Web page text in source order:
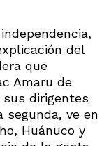
del
que
Amaru de
dirigentes
segunda, ve en
Huánuco y